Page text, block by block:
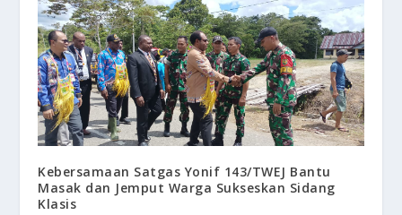
Kebersamaan Satgas Yonif 143/TWEJ Bantu
Masak dan Jemput Warga Sukseskan Sidang
Klasis